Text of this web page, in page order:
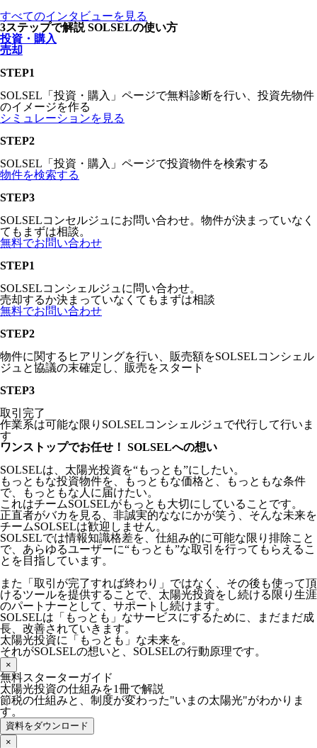
すべてのインタビューを見る
3ステップで解説SOLSELの使い方
投資・購入
売却
STEP1
SOLSEL「投資・購入」ページで無料診断を行い、投資先物件
のイメージを作る
シミュレーションを見る
STEP2
SOLSEL「投資・購入」ページで投資物件を検索する
物件を検索する
STEP3
SOLSELコンセルジュにお問い合わせ。物件が決まっていなく
てもまずは相談。
無料でお問い合わせ
STEP1
SOLSELコンシェルジュに問い合わせ。
売却するか決まっていなくてもまずは相談
無料でお問い合わせ
STEP2
物件に関するヒアリングを行い、販売額をSOLSELコンシェル
ジュと協議の末確定し、販売をスタート
STEP3
取引完了
作業系は可能な限りSOLSELコンシェルジュで代行して行いま
す
ワンストップでお任せ！ SOLSELへの想い
SOLSELは、太陽光投資を“もっとも”にしたい。
もっともな投資物件を、もっともな価格と、もっともな条件
で、もっともな人に届けたい。
これはチームSOLSELがもっとも大切にしていることです。
正直者がバカを見る、非誠実的ななにかが笑う、そんな未来を
チームSOLSELは歓迎しません。
SOLSELでは情報知識格差を、仕組み的に可能な限り排除こと
で、あらゆるユーザーに“もっとも”な取引を行ってもらえるこ
とを目指しています。
また「取引が完了すれば終わり」ではなく、その後も使って頂
けるツールを提供することで、太陽光投資をし続ける限り生涯
のパートナーとして、サポートし続けます。
SOLSELは「もっとも」なサービスにするために、まだまだ成
長、改善されていきます。
太陽光投資に「もっとも」な未来を。
それがSOLSELの想いと、SOLSELの行動原理です。
×
無料スターターガイド
太陽光投資の仕組みを1冊で解説
節税の仕組みと、制度が変わった"いまの太陽光"がわかりま
す。
資料をダウンロード
×